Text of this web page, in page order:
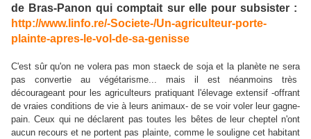
de Bras-Panon qui comptait sur elle pour subsister :
http://www.linfo.re/-Societe-/Un-agriculteur-porte-
plainte-apres-le-vol-de-sa-genisse
C'est sûr qu'on ne volera pas mon staeck de soja et la planète ne sera
pas convertie au végétarisme... mais il est néanmoins très
décourageant pour les agriculteurs pratiquant l'élevage extensif -offrant
de vraies conditions de vie à leurs animaux- de se voir voler leur gagne-
pain. Ceux qui ne déclarent pas toutes les bêtes de leur cheptel n'ont
aucun recours et ne portent pas plainte, comme le souligne cet habitant